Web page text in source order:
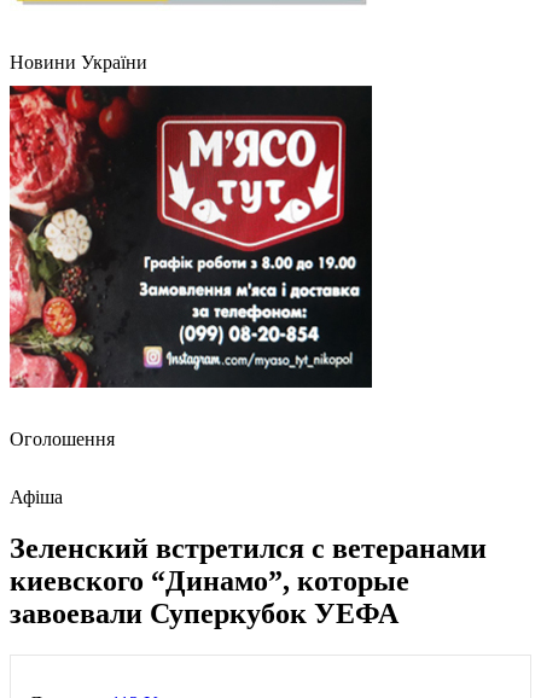
Новини України
Оголошення
Афіша
Зеленский встретился с ветеранами
киевского “Динамо”, которые
завоевали Суперкубок УЕФА